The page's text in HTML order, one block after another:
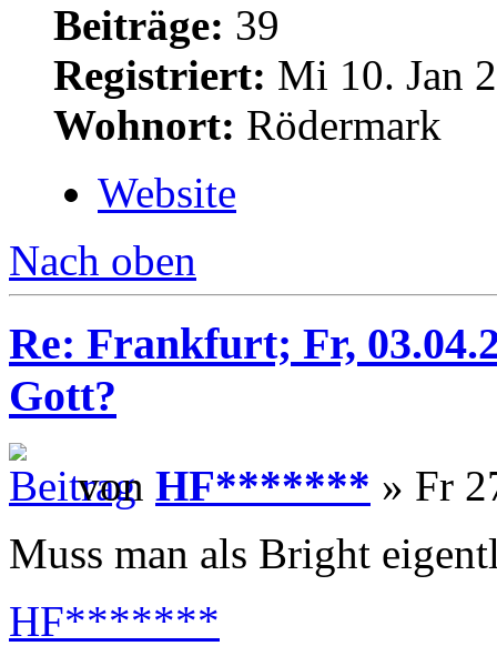
Beiträge: 39
Registriert: Mi 10. Jan
Wohnort: Rödermark
Website
Nach oben
Re: Frankfurt; Fr,
Gott?
von HF******* » Fr
Muss man als Bright
HF*******